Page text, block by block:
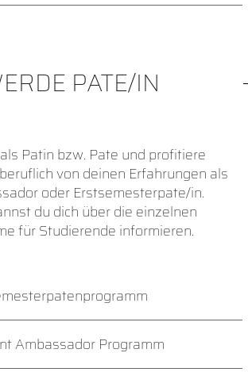
PATE/IN
Patin bzw. Pate und profitiere
von deinen Erfahrungen als
oder Erstsemesterpate/in.
du dich über die einzelnen
für Studierende informieren.
Ambassador Programm